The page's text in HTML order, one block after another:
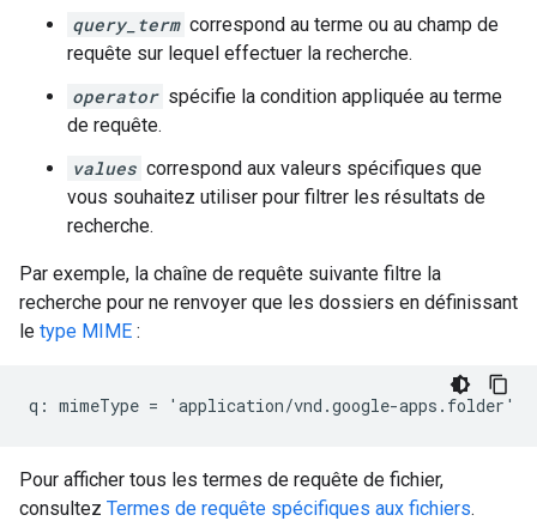
query_term correspond au terme ou au champ de
requête sur lequel effectuer la recherche.
operator spécifie la condition appliquée au terme
de requête.
values correspond aux valeurs spécifiques que
vous souhaitez utiliser pour filtrer les résultats de
recherche.
Par exemple, la chaîne de requête suivante filtre la
recherche pour ne renvoyer que les dossiers en définissant
le type MIME :
Pour afficher tous les termes de requête de fichier,
consultez Termes de requête spécifiques aux fichiers.